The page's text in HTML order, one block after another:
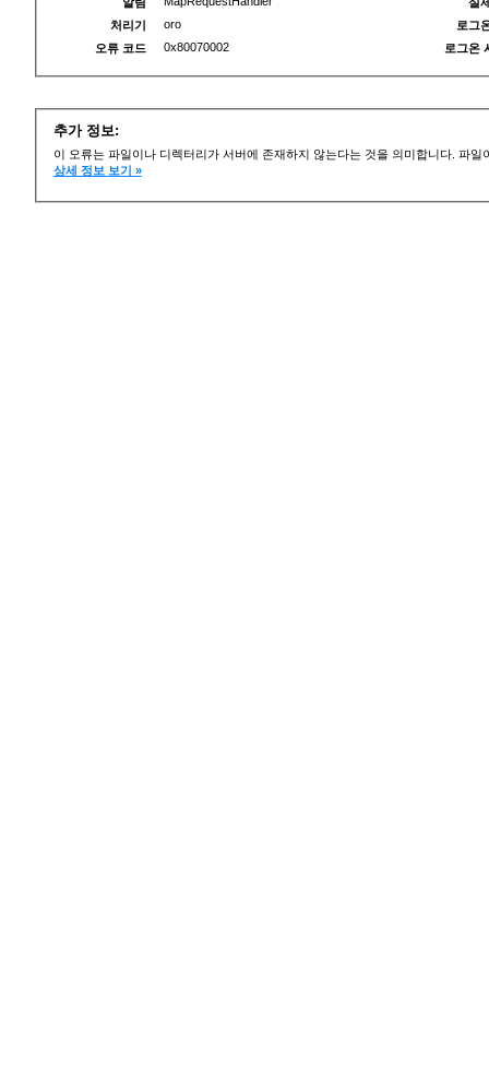
처리기
oro
오류 코드
0x80070002
로그
로그온
추가 정보:
이 오류는 파일이나 디렉터리가 서버에 존재하지 않는다는 것을 의미합니다. 파
상세 정보 보기 »